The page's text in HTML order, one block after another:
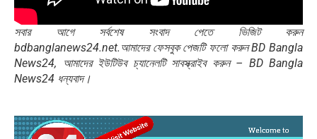
সবার আগে সর্বশেষ সংবাদ পেতে ভিজিট করুন
bdbanglanews24.net.আমাদের ফেসবুক পেজটি ফলো করুন BD Bangla
News24, আমাদের ইউটিউব চ্যানেলটি সাবস্ক্রাইব করুন – BD Bangla
News24 ধন্যবাদ।